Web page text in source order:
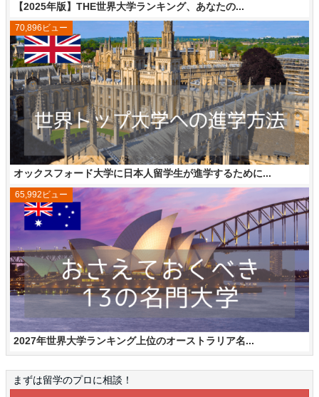
【2025年版】THE世界大学ランキング、あなたの...
オックスフォード大学に日本人留学生が進学するために...
70,896ビュー
2027年世界大学ランキング上位のオーストラリア名...
65,992ビュー
まずは留学のプロに相談！